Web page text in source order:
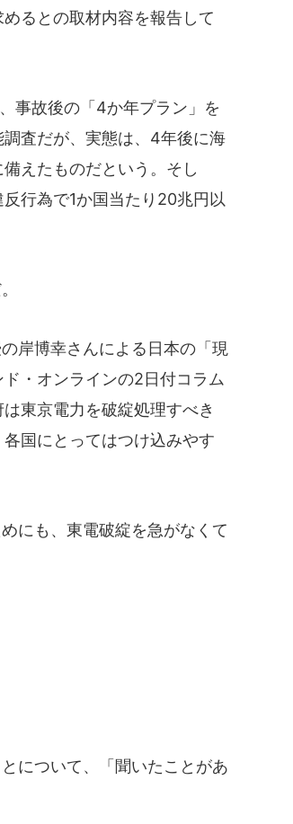
るとの取材内容を報告して
事故後の「4か年プラン」を
査だが、実態は、4年後に海
えたものだという。そし
行為で1か国当たり20兆円以
岸博幸さんによる日本の「現
・オンラインの2日付コラム
東京電力を破綻処理すべき
国にとってはつけ込みやす
にも、東電破綻を急がなくて
について、「聞いたことがあ